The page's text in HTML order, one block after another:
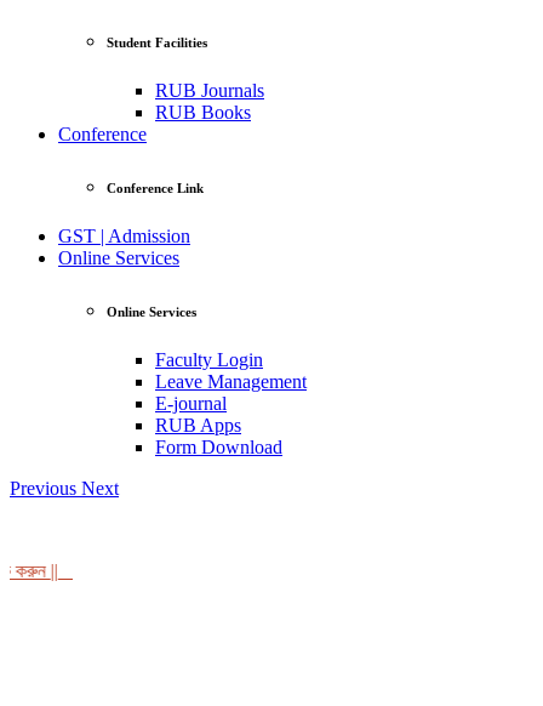
Student Facilities
RUB Journals
RUB Books
Conference
Conference Link
GST | Admission
Online Services
Online Services
Faculty Login
Leave Management
E-journal
RUB Apps
Form Download
Previous Next
||